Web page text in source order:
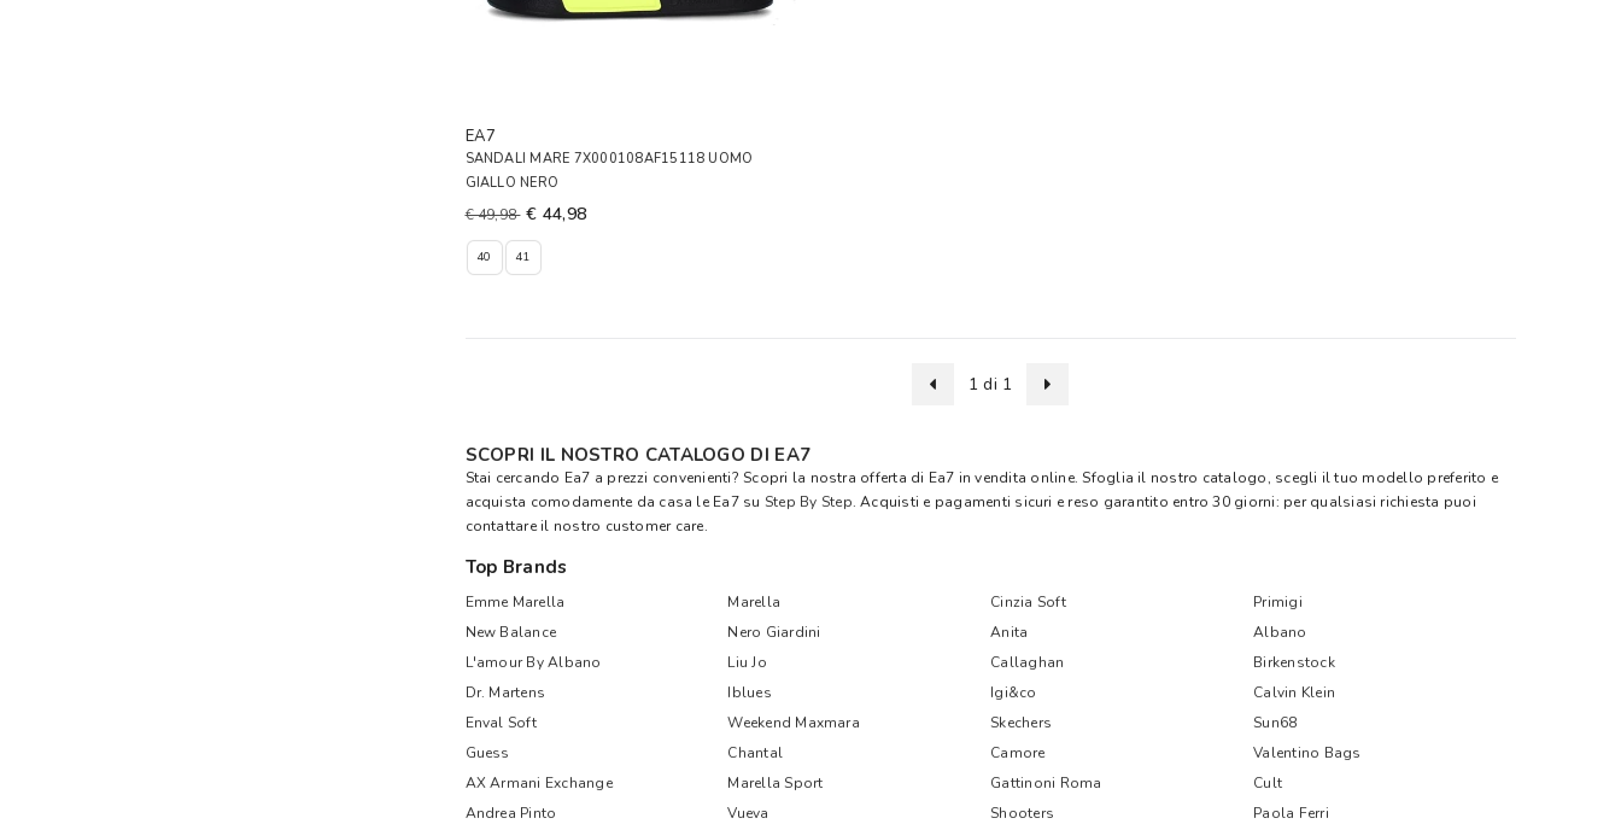
EA7
SANDALI MARE 7X000108AF15118 UOMO
GIALLO NERO
€ 49,98 € 44,98
40 41
1 di 1
SCOPRI IL NOSTRO CATALOGO DI EA7
Stai cercando Ea7 a prezzi convenienti? Scopri la nostra offerta di Ea7 in vendita online. Sfoglia il nostro catalogo, scegli il tuo modello preferito e
acquista comodamente da casa le Ea7 su Step By Step. Acquisti e pagamenti sicuri e reso garantito entro 30 giorni: per qualsiasi richiesta puoi
contattare il nostro customer care.
Top Brands
Emme Marella Marella Cinzia Soft
Primigi
New Balance
Nero Giardini Anita
Albano
L'amour By Albano
Liu Jo Callaghan
Birkenstock
Dr. Martens
Iblues Igi&co
Calvin Klein
Enval Soft
Weekend Maxmara Skechers
Sun68
Guess
Chantal Camore
Valentino Bags
AX Armani Exchange
Marella Sport Gattinoni Roma
Cult
Andrea Pinto
Vueva Shooters
Paola Ferri